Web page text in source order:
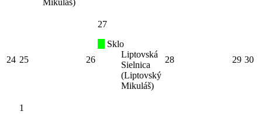
Mikuláš)
24 25 26
27
Sklo
Liptovská
Sielnica
(Liptovský
Mikuláš)
28 29 30
1